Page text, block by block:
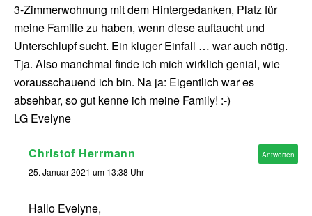
3-Zimmerwohnung mit dem Hintergedanken, Platz für
meine Familie zu haben, wenn diese auftaucht und
Unterschlupf sucht. Ein kluger Einfall … war auch nötig.
Tja. Also manchmal finde ich mich wirklich genial, wie
vorausschauend ich bin. Na ja: Eigentlich war es
absehbar, so gut kenne ich meine Family! :-)
LG Evelyne
Christof Herrmann
25. Januar 2021 um 13:38 Uhr
Hallo Evelyne,
Antworten